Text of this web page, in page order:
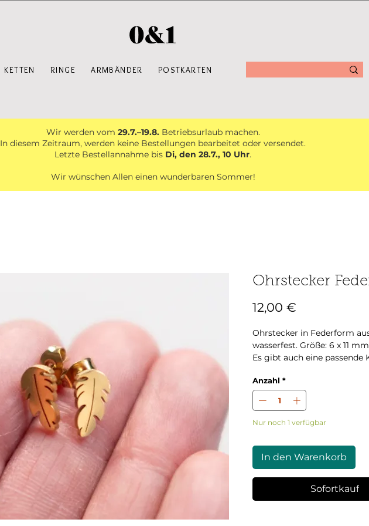
KETTEN RINGE ARMBÄNDER POSTKARTEN
Wir werden vom 29.7.–19.8.Betriebsurlaub machen.
In diesem Zeitraum, werden keine Bestellungen bearbeitet oder versendet.
Letzte Bestellannahme bis Di, den 28.7., 10 Uhr.
Wir wünschen Allen einen wunderbaren Sommer!
Ohrstecker
12,00 €
Ohrstecker in Federform
wasserfest. Größe: 6 x 11 mm
Es gibt auch eine passende
Anzahl *
Nur noch 1 verfügbar
In den Warenkorb
Sofortkauf